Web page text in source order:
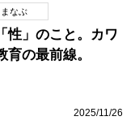
まなぶ
性」のこと。カワ
の最前線。
2025/11/26